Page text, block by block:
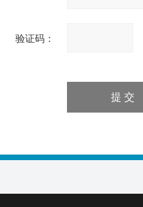
验证码：